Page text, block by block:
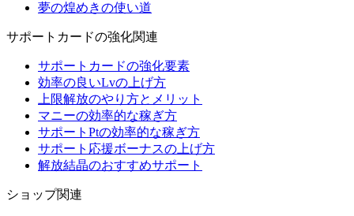
夢の煌めきの使い道
サポートカードの強化関連
サポートカードの強化要素
効率の良いLvの上げ方
上限解放のやり方とメリット
マニーの効率的な稼ぎ方
サポートPtの効率的な稼ぎ方
サポート応援ボーナスの上げ方
解放結晶のおすすめサポート
ショップ関連